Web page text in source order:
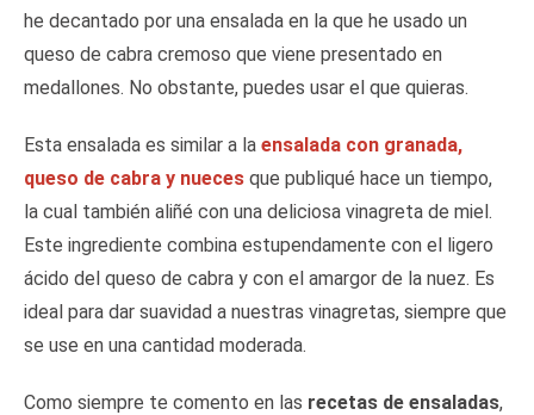
he decantado por una ensalada en la que he usado un
queso de cabra cremoso que viene presentado en
medallones. No obstante, puedes usar el que quieras.
Esta ensalada es similar a la ensalada con granada,
queso de cabra y nueces que publiqué hace un tiempo,
la cual también aliñé con una deliciosa vinagreta de miel.
Este ingrediente combina estupendamente con el ligero
ácido del queso de cabra y con el amargor de la nuez. Es
ideal para dar suavidad a nuestras vinagretas, siempre que
se use en una cantidad moderada.
Como siempre te comento en las recetas de ensaladas,